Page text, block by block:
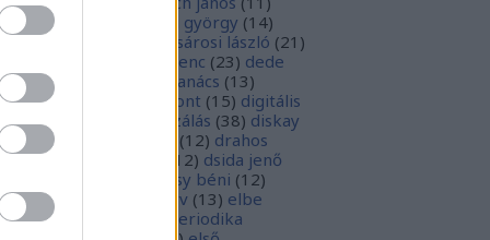
szabolcs
danku györgy (14)
alighieri
deák-sárosi lászló (21 )
deák ferenc (23) dede
diaszpóra tanács (13)
bölcsészeti központ (15) digitális
digitalizálás (38) diskay
) (12) drahos
(20 12) dsida jenő
egressy béni (12)
gábor
ekönyv (13) elbe
(70
elektronikus periodika